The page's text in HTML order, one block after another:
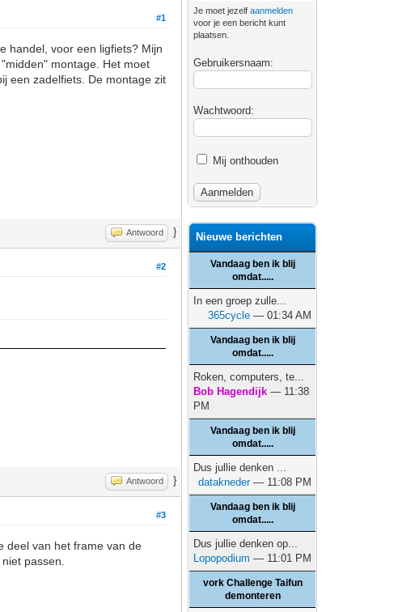
#1
handel, voor een ligfiets? Mijn
montage. Het moet
een zadelfiets. De montage zit
Antwoord }
#2
Antwoord }
#3
deel van het frame van de
passen.
Je moet jezelfaanmelden
voor je een bericht kunt
plaatsen.
Gebruikersnaam:
Wachtwoord:
Mij onthouden
Nieuwe berichten
Vandaag ben ik blij
omdat.....
In een groep zulle...
365cycle — 01:34 AM
Vandaag ben ik blij
omdat.....
Roken, computers, te...
Bob Hagendijk — 11:38
PM
Vandaag ben ik blij
omdat.....
Dus jullie denken ...
datakneder— 11:08 PM
Vandaag ben ik blij
omdat.....
Dus jullie denken op...
Lopopodium — 11:01 PM
vork Challenge Taifun
demonteren